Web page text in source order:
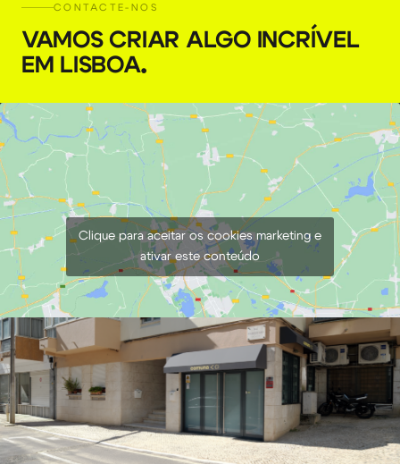
CONTACTE-NOS
VAMOS CRIAR ALGO INCRÍVEL
EM LISBOA.
Clique para aceitar os cookies marketing e
ativar este conteúdo